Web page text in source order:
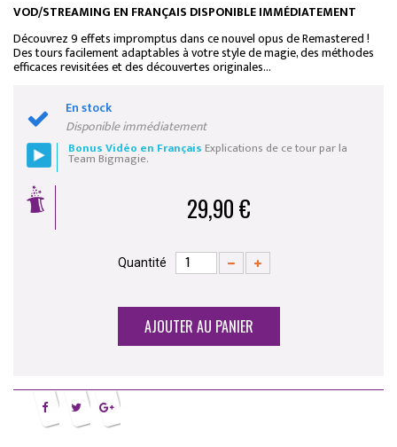
VOD/STREAMING EN FRANÇAIS DISPONIBLE IMMÉDIATEMENT
Découvrez 9 effets impromptus dans ce nouvel opus de Remastered !
Des tours facilement adaptables à votre style de magie, des méthodes
efficaces revisitées et des découvertes originales...
En stock
Disponible immédiatement
Bonus Vidéo en Français Explications de ce tour par la
Team Bigmagie.
29,90 €
Quantité
AJOUTER AU PANIER